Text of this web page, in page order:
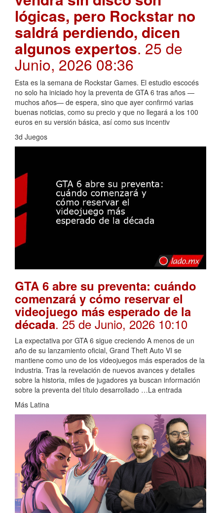
lógicas, pero Rockstar no
saldrá perdiendo, dicen
algunos expertos. 25 de
Junio, 2026 08:36
Esta es la semana de Rockstar Games. El estudio escocés
no solo ha iniciado hoy la preventa de GTA 6 tras años —
muchos años— de espera, sino que ayer confirmó varias
buenas noticias, como su precio y que no llegará a los 100
euros en su versión básica, así como sus incentiv
3d Juegos
GTA 6 abre su preventa: cuándo
comenzará y cómo reservar el
videojuego más esperado de la
década. 25 de Junio, 2026 10:10
La expectativa por GTA 6 sigue creciendo A menos de un
año de su lanzamiento oficial, Grand Theft Auto VI se
mantiene como uno de los videojuegos más esperados de la
industria. Tras la revelación de nuevos avances y detalles
sobre la historia, miles de jugadores ya buscan información
sobre la preventa del título desarrollado …La entrada
Más Latina